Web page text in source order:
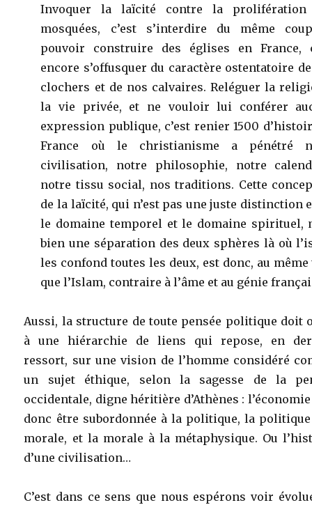
Invoquer la laïcité contre la prolifération
mosquées, c’est s’interdire du même
pouvoir construire des églises en France,
encore s’offusquer du caractère ostentatoire
clochers et de nos calvaires. Reléguer la
la vie privée, et ne vouloir lui conférer
expression publique, c’est renier 1500
France où le christianisme a pénétré
civilisation, notre philosophie, notre
notre tissu social, nos traditions. Cette
de la laïcité, qui n’est pas une juste distinction
le domaine temporel et le domaine spirituel,
bien une séparation des deux sphères là où
les confond toutes les deux, est donc, au
que l’Islam, contraire à l’âme et au génie
Aussi, la structure de toute pensée politique doit
à une hiérarchie de liens qui repose, en
ressort, sur une vision de l’homme considéré
un sujet éthique, selon la sagesse de la
occidentale, digne héritière d’Athènes :
donc être subordonnée à la politique, la
morale, et la morale à la métaphysique. Ou
d’une civilisation…
C’est dans ce sens que nous espérons voir